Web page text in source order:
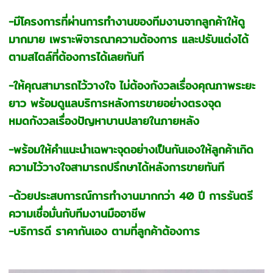
-มีโครงการที่ผ่านการทำงานของทีมงานจากลูกค้าให้ดู
มากมาย เพราะพิจารณาความต้องการ และปรับแต่งได้
ตามสไตล์ที่ต้องการได้เลยทันที
-ให้คุณสามารถไว้วางใจ ไม่ต้องกังวลเรื่องคุณภาพระยะ
ยาว พร้อมดูแลบริการหลังการขายอย่างตรงจุด
หมดกังวลเรื่องปัญหาบานปลายในภายหลัง
-พร้อมให้คำแนะนำเฉพาะจุดอย่างเป็นกันเองให้ลูกค้าเกิด
ความไว้วางใจสามารถปรึกษาได้หลังการขายทันที
-ด้วยประสบการณ์การทำงานมากกว่า 40 ปี การรันตรี
ความเชื่อมั่นกับทีมงานมืออาชีพ
-บริการดี ราคากันเอง ตามที่ลูกค้าต้องการ